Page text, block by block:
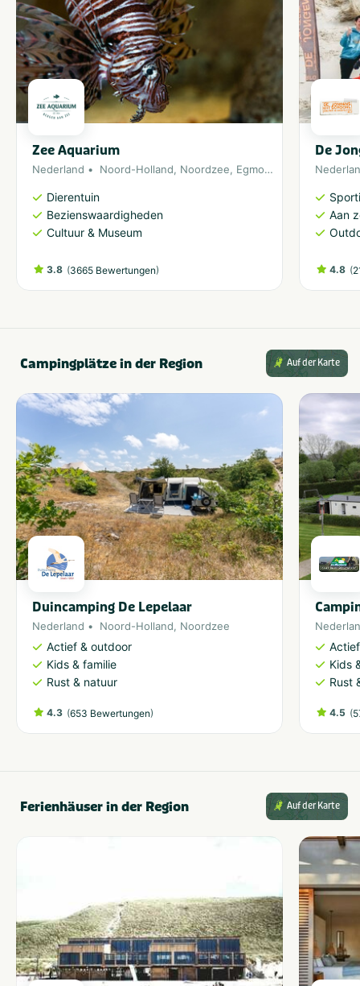
Zee Aquarium
Nederland Noord-Holland, Noordzee, Egmond aan Zee
Dierentuin
Bezienswaardigheden
Cultuur & Museum
3.8 (3665 Bewertungen)
De
Aan
4.8 (
Campingplätze in der Region Auf der Karte
Duincamping De Lepelaar
Nederland Noord-Holland, Noordzee
Actief & outdoor
Kids & familie
Rust & natuur
4.3 (653 Bewertungen)
Kids
Rust
4.5 (
Ferienhäuser in der Region Auf der Karte